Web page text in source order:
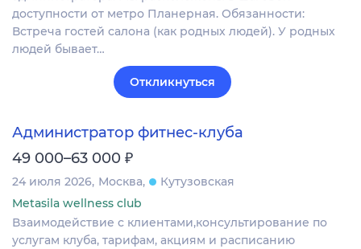
доступности от метро Планерная. Обязанности:
Встреча гостей салона (как родных людей). У родных
людей бывает…
Откликнуться
Администратор фитнес-клуба
49 000–63 000 ₽
24 июля 2026 Москва
Кутузовская
Metasila wellness club
Взаимодействие с клиентами,консультирование по
услугам клуба, тарифам, акциям и расписанию